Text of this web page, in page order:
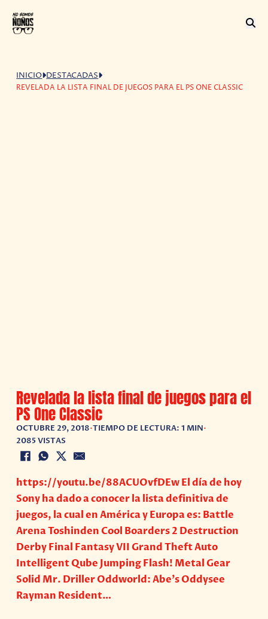
INICIO DESTACADAS
REVELADA LA LISTA FINAL DE JUEGOS PARA EL PS ONE CLASSIC
Revelada la lista final de juegos para el
PS One Classic
OCTUBRE 29, 2018•TIEMPO DE LECTURA: 1 MIN•
2085 VISTAS
https://youtu.be/88ACUOvfDEw El día de hoy
Sony ha dado a conocer la lista definitiva de
juegos, la cual en América y Europa es: Battle
Arena Toshinden Cool Boarders 2 Destruction
Derby Final Fantasy VII Grand Theft Auto
Intelligent Qube Jumping Flash! Metal Gear
Solid Mr. Driller Oddworld: Abe’s Oddysee
Rayman Resident…